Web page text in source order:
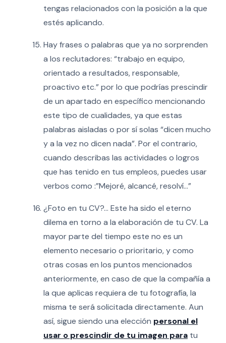
tengas relacionados con la posición a la que
estés aplicando.
Hay frases o palabras que ya no sorprenden
a los reclutadores: “trabajo en equipo,
orientado a resultados, responsable,
proactivo etc.” por lo que podrías prescindir
de un apartado en específico mencionando
este tipo de cualidades, ya que estas
palabras aisladas o por sí solas “dicen mucho
y a la vez no dicen nada”. Por el contrario,
cuando describas las actividades o logros
que has tenido en tus empleos, puedes usar
verbos como :”Mejoré, alcancé, resolví…”
¿Foto en tu CV?… Este ha sido el eterno
dilema en torno a la elaboración de tu CV. La
mayor parte del tiempo este no es un
elemento necesario o prioritario, y como
otras cosas en los puntos mencionados
anteriormente, en caso de que la compañía a
la que aplicas requiera de tu fotografía, la
misma te será solicitada directamente. Aun
así, sigue siendo una elección personal el
usar o prescindir de tu imagen paratu